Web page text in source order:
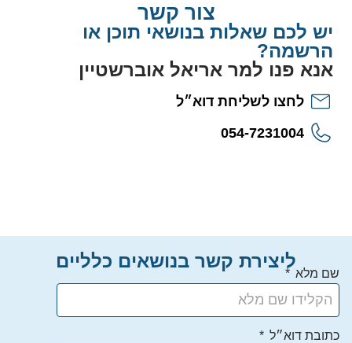
צור קשר
ליצירת קשר בנושאים כלליים
שם מלא
כתובת דוא״ל
יש לכם שאלות בנושאי תוכן או
הרשמה?
אנא פנו למר אריאל אוברשטיין
לחצו לשליחת דוא״ל
054-7231004